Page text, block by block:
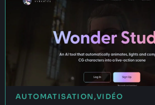
AUTOMATISATION ,VIDÉO